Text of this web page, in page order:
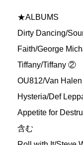
★ALBUMS
Dirty Dancing/
Faith/George
Tiffany/Tiffany ②
OU812/Van
Hysteria/Def
Appetite for
含む